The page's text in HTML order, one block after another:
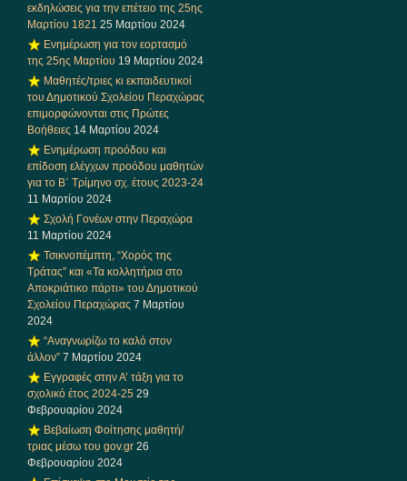
εκδηλώσεις για την επέτειο της 25ης
Μαρτίου 1821 25 Μαρτίου 2024
Ενημέρωση για τον εορτασμό
της 25ης Μαρτίου 19 Μαρτίου 2024
Μαθητές/τριες κι εκπαιδευτικοί
του Δημοτικού Σχολείου Περαχώρας
επιμορφώνονται στις Πρώτες
Βοήθειες 14 Μαρτίου 2024
Ενημέρωση προόδου και
επίδοση ελέγχων προόδου μαθητών
για το Β΄ Τρίμηνο σχ. έτους 2023-24
11 Μαρτίου 2024
Σχολή Γονέων στην Περαχώρα
11 Μαρτίου 2024
Τσικνοπέμπτη, “Χορός της
Τράτας” και «Τα κολλητήρια στο
Αποκριάτικο πάρτι» του Δημοτικού
Σχολείου Περαχώρας 7 Μαρτίου
2024
“Αναγνωρίζω το καλό στον
άλλον” 7 Μαρτίου 2024
Εγγραφές στην Α’ τάξη για το
σχολικό έτος 2024-25 29
Φεβρουαρίου 2024
Βεβαίωση Φοίτησης μαθητή/
τριας μέσω του gov.gr 26
Φεβρουαρίου 2024